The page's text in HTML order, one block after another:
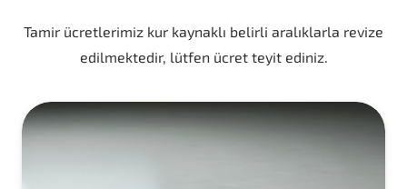
Tamir ücretlerimiz kur kaynaklı belirli aralıklarla revize
edilmektedir, lütfen ücret teyit ediniz.